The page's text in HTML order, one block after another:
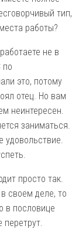
тип,
работы?
не в
по
это, потому
отец. Но вам
неинтересен.
заниматься.
удовольствие.
просто так.
своем деле, то
в пословице